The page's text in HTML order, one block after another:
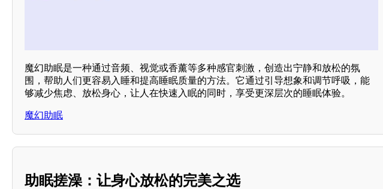
魔幻助眠是一种通过音频、视觉或香薰等多种感官刺激，创造出宁静和放松的氛
围，帮助人们更容易入睡和提高睡眠质量的方法。它通过引导想象和调节呼吸，能
够减少焦虑、放松身心，让人在快速入眠的同时，享受更深层次的睡眠体验。
魔幻助眠
助眠搓澡：让身心放松的完美之选